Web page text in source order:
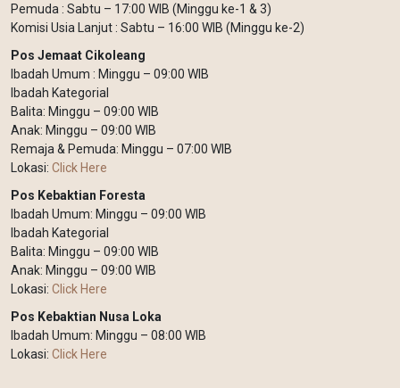
Pemuda : Sabtu – 17:00 WIB (Minggu ke-1 & 3)
Komisi Usia Lanjut : Sabtu – 16:00 WIB (Minggu ke-2)
Pos Jemaat Cikoleang
Ibadah Umum : Minggu – 09:00 WIB
Ibadah Kategorial
Balita: Minggu – 09:00 WIB
Anak: Minggu – 09:00 WIB
Remaja & Pemuda: Minggu – 07:00 WIB
Lokasi: Click Here
Pos Kebaktian Foresta
Ibadah Umum: Minggu – 09:00 WIB
Ibadah Kategorial
Balita: Minggu – 09:00 WIB
Anak: Minggu – 09:00 WIB
Lokasi: Click Here
Pos Kebaktian Nusa Loka
Ibadah Umum: Minggu – 08:00 WIB
Lokasi: Click Here